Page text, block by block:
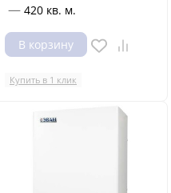
— 420 кв. м.
В корзину
Купить в 1 клик